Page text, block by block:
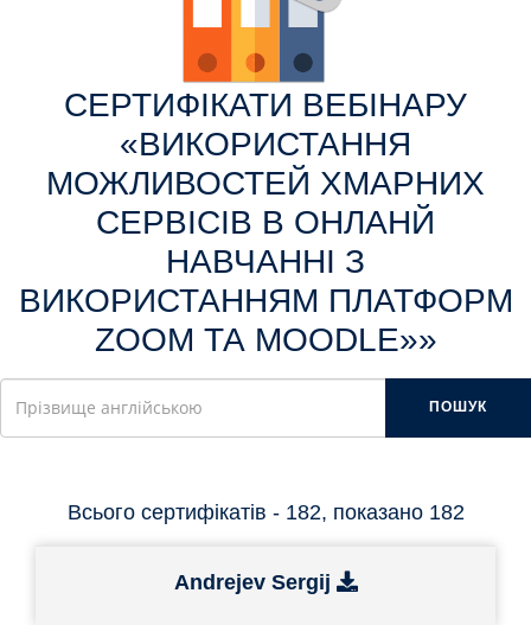
CEРТИФІКАТИ ВЕБІНАРУ
«ВИКОРИСТАННЯ
МОЖЛИВОСТЕЙ ХМАРНИХ
СЕРВІСІВ В ОНЛАНЙ
НАВЧАННІ З
ВИКОРИСТАННЯМ ПЛАТФОРМ
ZOOM ТА MOODLE»»
ПОШУК
Всього сертифікатів - 182, показано 182
Andrejev Sergij